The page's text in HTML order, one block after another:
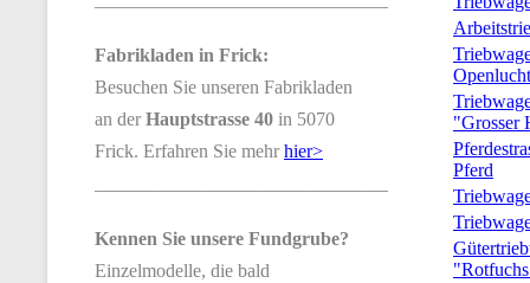
Fabrikladen in Frick:
Besuchen Sie unseren Fabrikladen
an der Hauptstrasse 40 in 5070
Frick. Erfahren Sie mehr hier>
Kennen Sie unsere Fundgrube?
Einzelmodelle, die bald
"Grosser
Pferd